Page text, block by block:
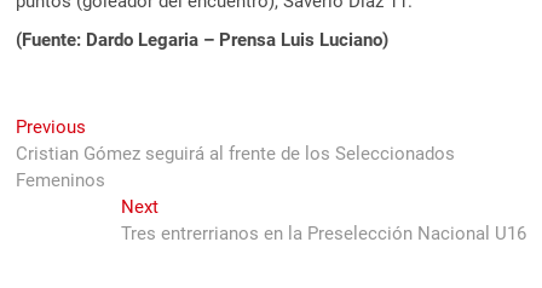
(Fuente: Dardo Legaria – Prensa Luis Luciano)
Navegación
de
Previous
post:
Cristian Gómez seguirá al frente de los Seleccionados
Femeninos
NextNext
post:
Tres entrerrianos en la Preselección Nacional U16